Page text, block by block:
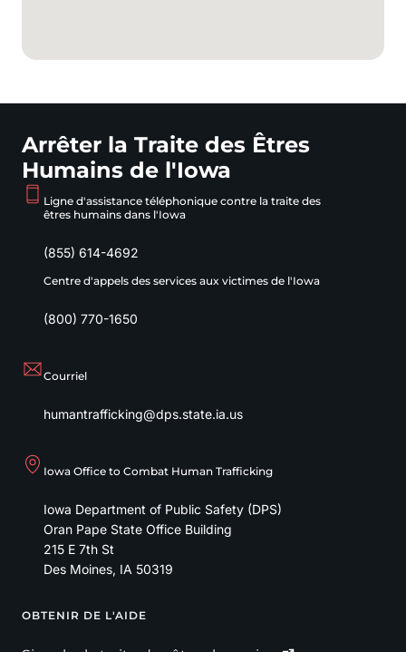
Arrêter la Traite des Êtres
Humains de l'Iowa
Ligne d'assistance téléphonique contre la traite des
êtres humains dans l'Iowa
(855) 614-4692
Centre d'appels des services aux victimes de l'Iowa
(800) 770-1650
Courriel
humantrafficking@dps.state.ia.us
Iowa Office to Combat Human Trafficking
Iowa Department of Public Safety (DPS)
Oran Pape State Office Building
215 E 7th St
Des Moines, IA 50319
Footer
OBTENIR DE L'AIDE